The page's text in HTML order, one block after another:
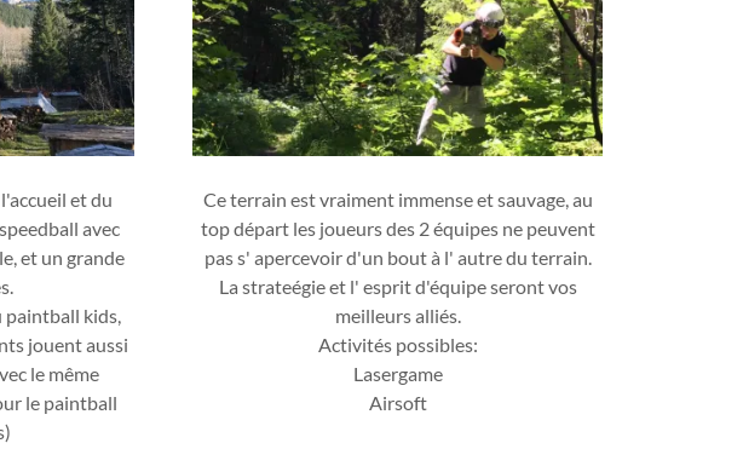
et du
avec
et un grande
paintball kids,
jouent aussi
le même
le paintball
Ce terrain est vraiment immense et sauvage, au
top départ les joueurs des 2 équipes ne peuvent
pas s' apercevoir d'un bout à l' autre du terrain.
La strateégie et l' esprit d'équipe seront vos
meilleurs alliés.
Activités possibles:
Lasergame
Airsoft